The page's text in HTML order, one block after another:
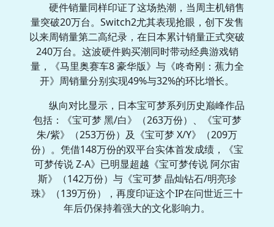
硬件销量同样印证了这场热潮，当周主机销售
量突破20万台。Switch2尤其表现抢眼，创下发售
以来周销量第二高纪录，在日本累计销量正式突破
240万台。这波硬件购买潮同时带动经典游戏销
量，《马里奥赛车8 豪华版》与《咚奇刚：蕉力全
开》周销量分别实现49%与32%的环比增长。
纵向对比显示，日本宝可梦系列历史巅峰作品
包括：《宝可梦 黑/白》（263万份）、《宝可梦
朱/紫》（253万份）及《宝可梦 X/Y》（209万
份）。凭借148万份的双平台实体首发成绩，《宝
可梦传说 Z-A》已明显超越《宝可梦传说 阿尔宙
斯》（142万份）与《宝可梦 晶灿钻石/明亮珍
珠》（139万份），再度印证这个IP在问世近三十
年后仍保持着强大的文化影响力。